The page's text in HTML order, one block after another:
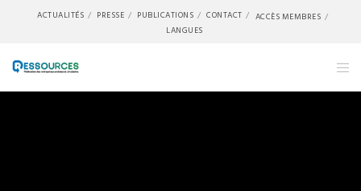
ACTUALITÉS PRESSE PUBLICATIONS CONTACT
ACCÈS MEMBRES
LANGUES